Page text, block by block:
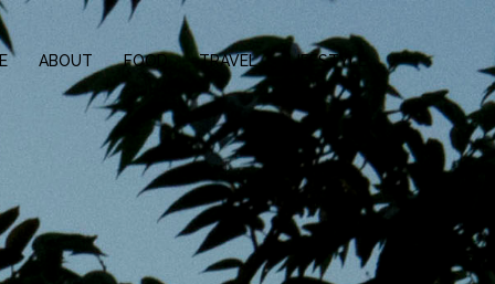
ABOUT FOOD TRAVEL LIFESTYLE